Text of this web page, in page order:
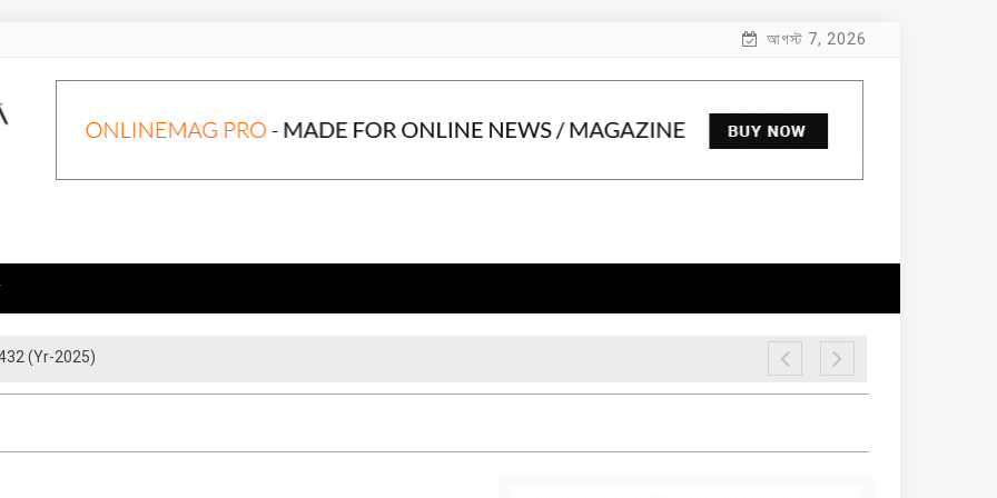
আগস্ট 7, 2026
(Yr-2025)